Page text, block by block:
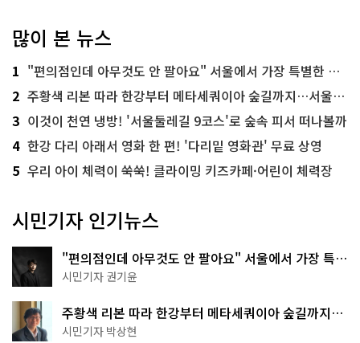
많이 본 뉴스
1 "편의점인데 아무것도 안 팔아요" 서울에서 가장 특별한 편의점의 정체
2 주황색 리본 따라 한강부터 메타세쿼이아 숲길까지…서울둘레길 15코스
3 이것이 천연 냉방! '서울둘레길 9코스'로 숲속 피서 떠나볼까
4 한강 다리 아래서 영화 한 편! '다리밑 영화관' 무료 상영
5 우리 아이 체력이 쑥쑥! 클라이밍 키즈카페·어린이 체력장
시민기자 인기뉴스
"편의점인데 아무것도 안 팔아요" 서울에서 가장 특별
한 편의점의 정체
시민기자 권기윤
주황색 리본 따라 한강부터 메타세쿼이아 숲길까지…
서울둘레길 15코스
시민기자 박상현